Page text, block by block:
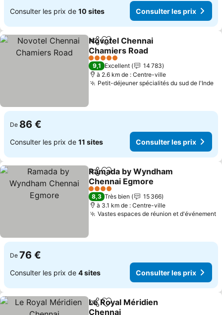
Consulter les prix de 10 sites Consulter les prix
PartagerAjouter à mes favoris
Novotel Chennai
Chamiers Road
Consulter les prix
5 Étoiles
9,1 Excellent
14 783
à 2.6 km de : Centre-ville
Petit-déjeuner spécialités du sud de l'Inde
De 86 €
Consulter les prix de 11 sites Consulter les prix
PartagerAjouter à mes favoris
Ramada by Wyndham
Chennai Egmore
Consulter les prix
4 Étoiles
8,3 Très bien
15 366
à 3.1 km de : Centre-ville
Vastes espaces de réunion et d'événement
De 76 €
Consulter les prix de 4 sites Consulter les prix
PartagerAjouter à mes favoris
Le Royal Méridien
Chennai